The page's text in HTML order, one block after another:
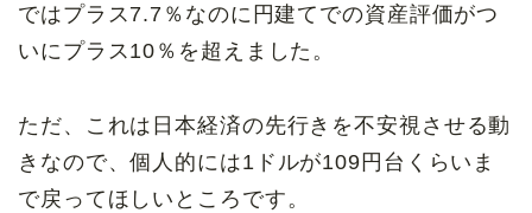
ではプラス7.7％なのに円建てでの資産評価がつ
いにプラス10％を超えました。
ただ、これは日本経済の先行きを不安視させる動
きなので、個人的には1ドルが109円台くらいま
で戻ってほしいところです。